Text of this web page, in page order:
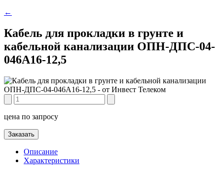
←
Кабель для прокладки в грунте и
кабельной канализации ОПН-ДПС-04-
046А16-12,5
цена по запросу
Заказать
Описание
Характеристики